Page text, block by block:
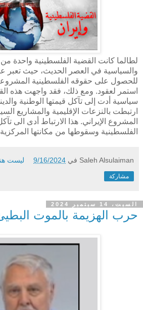
لطالما كانت القضية الفلسطينية واحدة من
والسياسية في العصر الحديث، حيث
للحصول على حقوقه الفلسطينية
استمر لعقود. ومع ذلك، فقد واجهت هذه
سياسية أدت إلى تآكل قيمتها الوطنية
ارتبطت بالنزعات الإقليمية والمشاريع
المشروع الإيراني. هذا الارتباط أدى الى
الفلسطينية وسقوطها من مكانتها
Saleh Alsulaiman في 9/16/2024 ليست
مشاركة
السبت، 14 سبتمبر 2024
حرب الهزيمة بالموت